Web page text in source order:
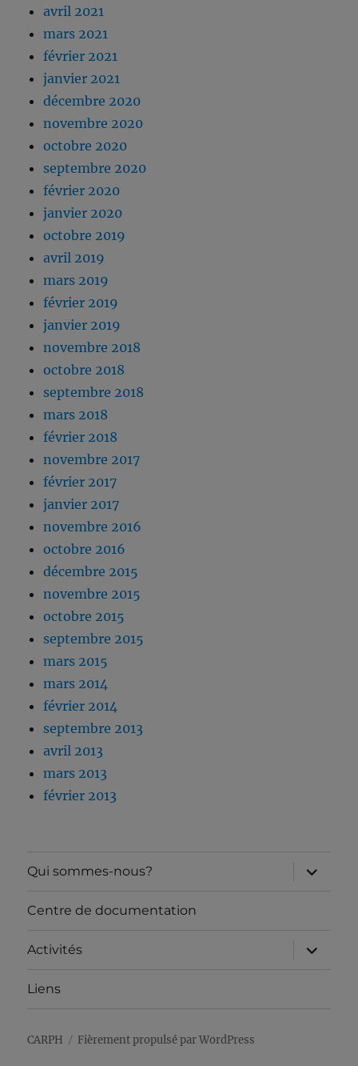
avril 2021
mars 2021
février 2021
janvier 2021
décembre 2020
novembre 2020
octobre 2020
septembre 2020
février 2020
janvier 2020
octobre 2019
avril 2019
mars 2019
février 2019
janvier 2019
novembre 2018
octobre 2018
septembre 2018
mars 2018
février 2018
novembre 2017
février 2017
janvier 2017
novembre 2016
octobre 2016
décembre 2015
novembre 2015
octobre 2015
septembre 2015
mars 2015
mars 2014
février 2014
septembre 2013
avril 2013
mars 2013
février 2013
Qui sommes-nous?
ouvrir
Centre de documentation
Activités
ouvrir
Liens
CARPH Fièrement propulsé par WordPress